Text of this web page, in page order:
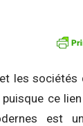
les
ce
est